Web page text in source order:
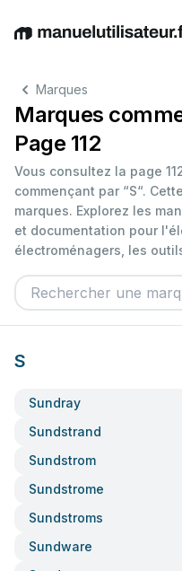
EnglishDeutschEspañol
Marques
Marques
Page 112
Vous consultez la page
commençant par “S“.
marques. Explorez les
et documentation pour
électroménagers, les
S
Sundray
Sundstrand
Sundstrom
Sundstrome
Sundstroms
Sundware